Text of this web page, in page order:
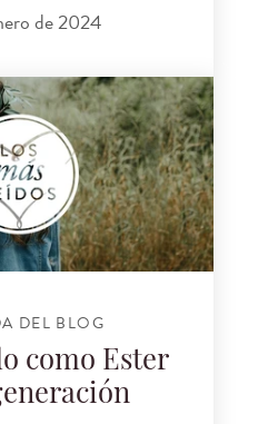
de 2024
DEL BLOG
como Ester